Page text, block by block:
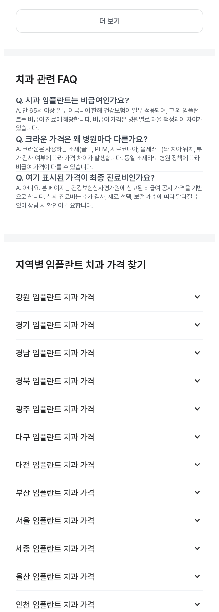
더 보기
치과 관련 FAQ
Q. 치과 임플란트는 비급여인가요?
A. 만 65세 이상 일부 어금니에 한해 건강보험이 일부 적용되며, 그 외 임플란
트는 비급여 진료에 해당합니다. 비급여 가격은 병원별로 자율 책정되어 차이가
있습니다.
Q. 크라운 가격은 왜 병원마다 다른가요?
A. 크라운은 사용하는 소재(골드, PFM, 지르코니아, 올세라믹)와 치아 위치, 부
가 검사 여부에 따라 가격 차이가 발생합니다. 동일 소재라도 병원 정책에 따라
비급여 가격이 다를 수 있습니다.
Q. 여기 표시된 가격이 최종 진료비인가요?
A. 아니요. 본 페이지는 건강보험심사평가원에 신고된 비급여 공시 가격을 기반
으로 합니다. 실제 진료비는 추가 검사, 재료 선택, 보철 개수에 따라 달라질 수
있어 상담 시 확인이 필요합니다.
지역별 임플란트 치과 가격 찾기
강원 임플란트 치과 가격 keyboard_arrow_down
경기 임플란트 치과 가격 keyboard_arrow_down
경남 임플란트 치과 가격 keyboard_arrow_down
경북 임플란트 치과 가격 keyboard_arrow_down
광주 임플란트 치과 가격 keyboard_arrow_down
대구 임플란트 치과 가격 keyboard_arrow_down
대전 임플란트 치과 가격 keyboard_arrow_down
부산 임플란트 치과 가격 keyboard_arrow_down
서울 임플란트 치과 가격 keyboard_arrow_down
세종 임플란트 치과 가격 keyboard_arrow_down
울산 임플란트 치과 가격 keyboard_arrow_down
인천 임플란트 치과 가격 keyboard_arrow_down